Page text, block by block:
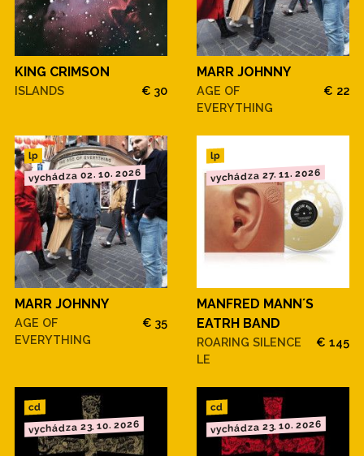
KING CRIMSON
ISLANDS € 30
MARR JOHNNY
AGE OF
EVERYTHING
€ 22
lp
vychádza 02. 10. 2026
MARR JOHNNY
AGE OF
EVERYTHING
€ 35
lp
vychádza 27. 11. 2026
MANFRED MANN´S
EATRH BAND
ROARING SILENCE
LE
€ 145
cd
vychádza 23. 10. 2026
cd
vychádza 23. 10. 2026